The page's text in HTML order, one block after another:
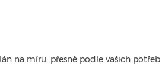
na míru, přesně podle vašich potřeb.